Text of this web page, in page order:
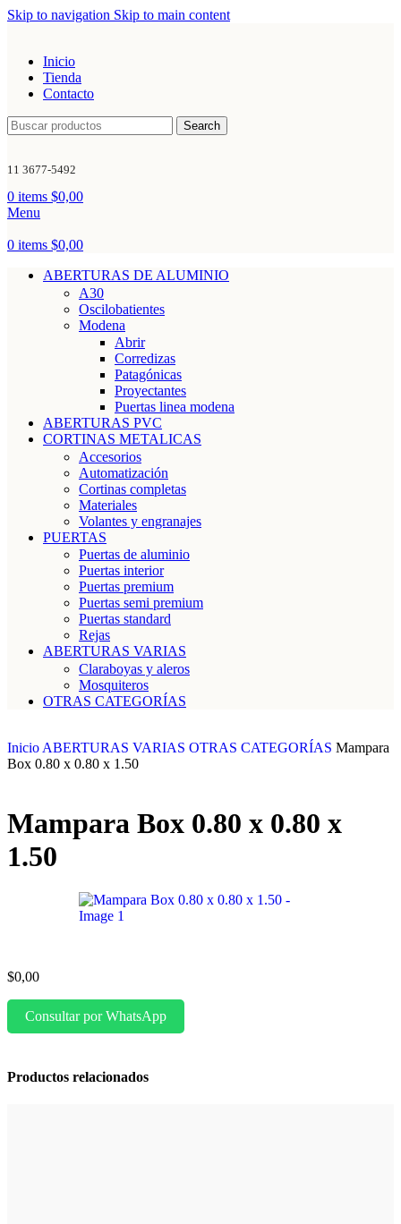
Skip to navigation Skip to main content
Inicio
Tienda
Contacto
Search
11 3677-5492
0 items $0,00
Menu
0 items $0,00
ABERTURAS DE ALUMINIO
A30
Oscilobatientes
Modena
Abrir
Corredizas
Patagónicas
Proyectantes
Puertas linea modena
ABERTURAS PVC
CORTINAS METALICAS
Accesorios
Automatización
Cortinas completas
Materiales
Volantes y engranajes
PUERTAS
Puertas de aluminio
Puertas interior
Puertas premium
Puertas semi premium
Puertas standard
Rejas
ABERTURAS VARIAS
Claraboyas y aleros
Mosquiteros
OTRAS CATEGORÍAS
Inicio ABERTURAS VARIAS OTRAS CATEGORÍAS Mampara
Box 0.80 x 0.80 x 1.50
Mampara Box 0.80 x 0.80 x
1.50
$0,00
Consultar por WhatsApp
Productos relacionados